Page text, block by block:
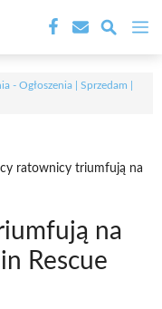
- Ogłoszenia | Sprzedam |
ratownicy triumfują na
na
Rescue